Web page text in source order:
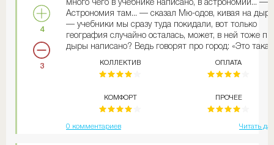
4
3
много чего в учебнике написано, в астрономии... —
Астрономия там... — сказал Мю-одов, кивая на дыру,
— учебники мы сразу туда покидали, вот только
география случайно осталась, может, в ней тоже
дыры написано? Ведь говорят про город: «Это такая
Это, видимо, все-таки из астрономии. В астрономии
сказано, что черные дыры все к себе притягивают
верно, Бада? Бада грустно кивнул, припоминая, что
еще пропало. — А не могли бы вы хоть очки мне
достать? — спросил он, глядя задумчиво в дыру. —
КОЛЛЕКТИВ
КОМФОРТ
ОПЛАТА
ПРОЧЕЕ
0 комментариев Читать